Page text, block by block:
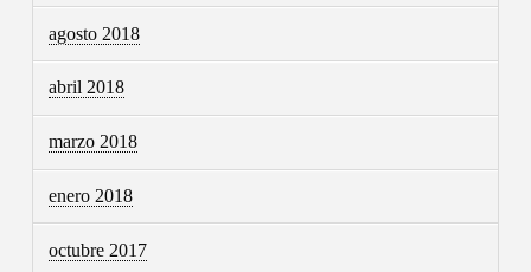
agosto 2018
abril 2018
marzo 2018
enero 2018
octubre 2017